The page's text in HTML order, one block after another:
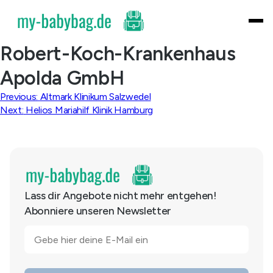
content
Robert-Koch-Krankenhaus
Apolda GmbH
Beitragsnavigation
Previous: Altmark Klinikum Salzwedel
Next: Helios Mariahilf Klinik Hamburg
Lass dir Angebote nicht mehr entgehen!
Abonniere unseren Newsletter